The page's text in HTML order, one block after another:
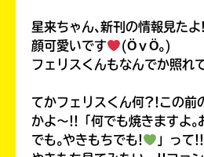
星来ちゃん､新刊の情報見た
顔可愛いです
(ӦｖӦ｡)
フェリスくんもなんでか照れ
てかフェリスくん何?!この前
かよ〜!!「何でも焼きますよ｡
でも｡やきもちでも!
」って